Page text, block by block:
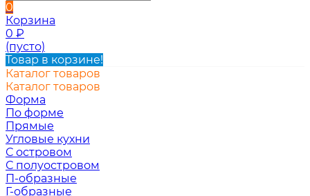
0
Корзина
0 ₽
(пусто)
Товар в корзине!
Каталог товаров
Каталог товаров
Форма
По форме
Прямые
Угловые кухни
С островом
С полуостровом
П-образные
Г-образные